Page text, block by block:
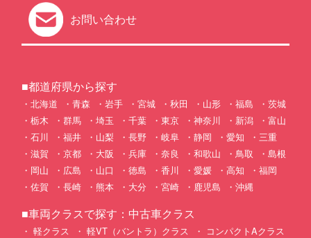
お問い合わせ
■都道府県から探す
北海道 青森 岩手 宮城 秋田 山形 福島
茨城
栃木
群馬 埼玉 千葉 東京 神奈川 新潟
富山
石川
福井 山梨 長野 岐阜 静岡 愛知
三重
滋賀
京都 大阪 兵庫 奈良 和歌山 鳥取
島根
岡山
広島 山口 徳島 香川 愛媛 高知
福岡
佐賀
長崎 熊本 大分 宮崎 鹿児島 沖縄
■車両クラスで探す：中古車クラス
軽クラス 軽VT（バントラ）クラス
コンパクトAクラス